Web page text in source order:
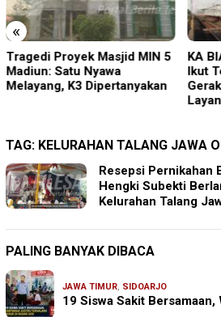
«
Tragedi Proyek Masjid MIN 5
Madiun: Satu Nyawa
Melayang, K3 Dipertanyakan
KA
Ikut
TAG: KELURAHAN TALANG JAWA
Resepsi Pernikahan
Hengki Subekti
Kelurahan Talang
PALING BANYAK DIBACA
JAWA TIMUR, SIDOARJO
19 Siswa Sakit